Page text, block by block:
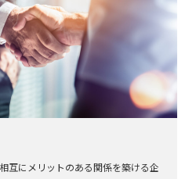
互にメリットのある関係を築ける企